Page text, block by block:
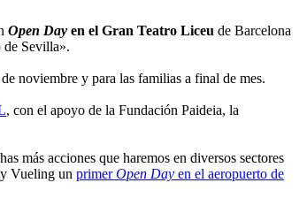
Open Day en el Gran Teatro Liceu de Barcelona
de Sevilla».
noviembre y para las familias a final de mes.
, con el apoyo de la Fundación Paideia, la
más acciones que haremos en diversos sectores
Vueling un primerOpen Day en el aeropuerto de